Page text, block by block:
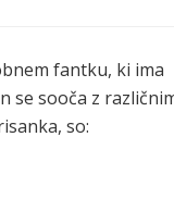
fantku, ki ima
se sooča z
so: